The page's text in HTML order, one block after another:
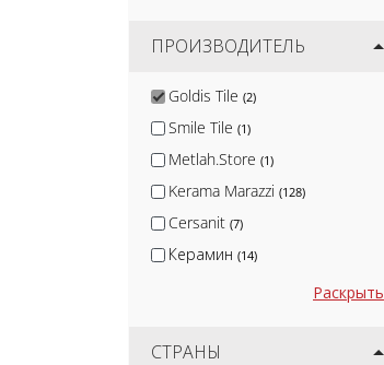
ПРОИЗВОДИТЕЛЬ
Goldis Tile (2)
Smile Tile (1)
Metlah.Store (1)
Kerama Marazzi (128)
Cersanit (7)
Керамин (14)
Gracia Ceramica
Раскрыть
СТРАНЫ